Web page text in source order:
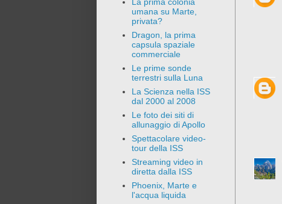
La prima colonia
umana su Marte,
privata?
Dragon, la prima
capsula spaziale
commerciale
Le prime sonde
terrestri sulla Luna
La Scienza nella ISS
dal 2000 al 2008
Le foto dei siti di
allunaggio di Apollo
Spettacolare video-
tour della ISS
Streaming video in
diretta dalla ISS
Phoenix, Marte e
l'acqua liquida